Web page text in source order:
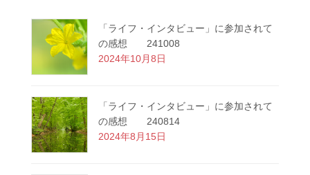
「ライフ・インタビュー」に参加されて
の感想 241008
2024年10月8日
「ライフ・インタビュー」に参加されて
の感想 240814
2024年8月15日